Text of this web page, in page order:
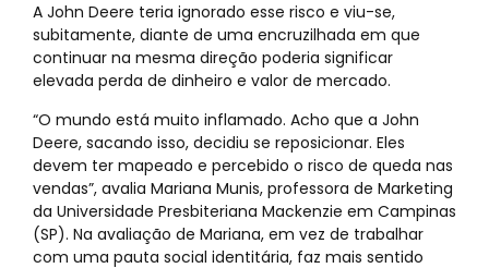
A John Deere teria ignorado esse risco e viu-se,
subitamente, diante de uma encruzilhada em que
continuar na mesma direção poderia significar
elevada perda de dinheiro e valor de mercado.
“O mundo está muito inflamado. Acho que a John
Deere, sacando isso, decidiu se reposicionar. Eles
devem ter mapeado e percebido o risco de queda nas
vendas”, avalia Mariana Munis, professora de Marketing
da Universidade Presbiteriana Mackenzie em Campinas
(SP). Na avaliação de Mariana, em vez de trabalhar
com uma pauta social identitária, faz mais sentido